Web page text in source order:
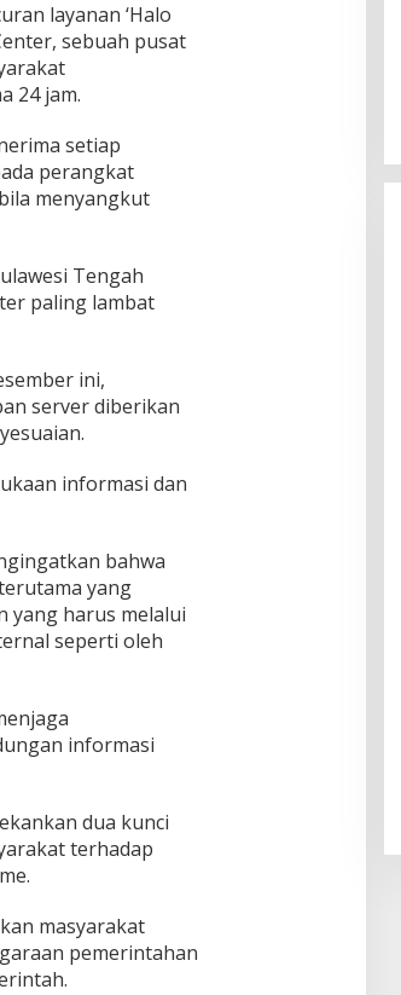
layanan ‘Halo
sebuah pusat
24 jam.
setiap
perangkat
menyangkut
Tengah
paling lambat
ini,
server diberikan
informasi dan
bahwa
yang
yang harus melalui
seperti oleh
informasi
dua kunci
terhadap
masyarakat
pemerintahan